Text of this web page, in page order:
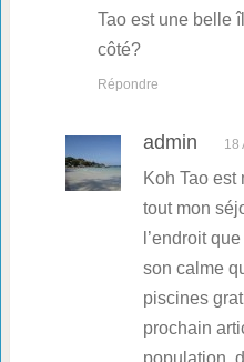
Tao est une belle
côté?
Répondre
admin 18
Koh Tao
tout mon
l’endroit
son calme
piscines
prochain
population,